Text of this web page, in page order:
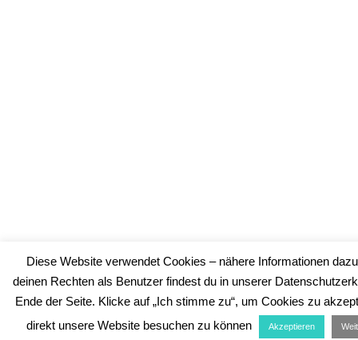
Diese Website verwendet Cookies – nähere Informationen
deinen Rechten als Benutzer findest du in unserer
Ende der Seite. Klicke auf „Ich stimme zu“, um Cookies zu
direkt unsere Website besuchen zu können
Akzeptieren